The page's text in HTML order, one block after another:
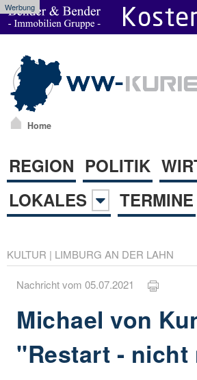
Werbung
Home
REGION POLITIK
LOKALES
TERMINE
KULTUR | LIMBURG AN DER LAHN
Nachricht vom 05.07.2021
Michael von
"Restart -